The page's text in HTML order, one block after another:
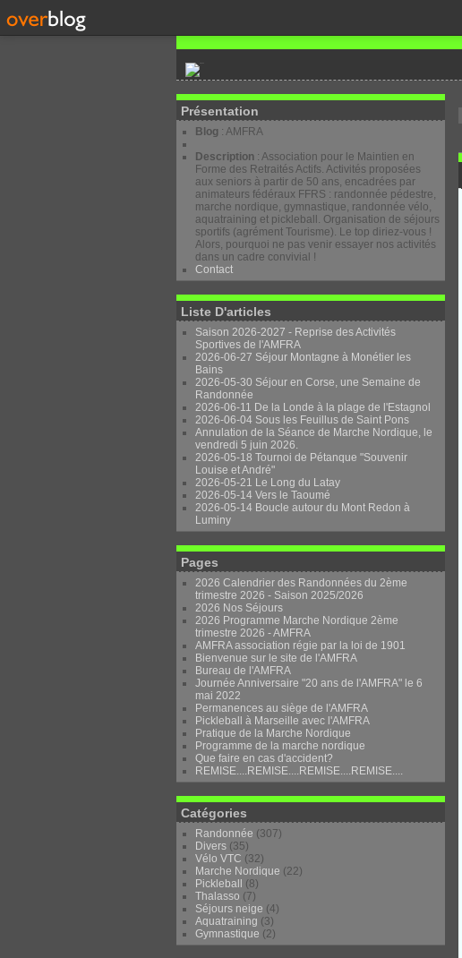
Présentation
Blog : AMFRA
Description : Association pour le Maintien en
Forme des Retraités Actifs. Activités proposées
aux seniors à partir de 50 ans, encadrées par
animateurs fédéraux FFRS : randonnée pédestre,
marche nordique, gymnastique, randonnée vélo,
aquatraining et pickleball. Organisation de séjours
sportifs (agrément Tourisme). Le top diriez-vous !
Alors, pourquoi ne pas venir essayer nos activités
dans un cadre convivial !
Contact
Liste D'articles
Saison 2026-2027 - Reprise des Activités
Sportives de l'AMFRA
2026-06-27 Séjour Montagne à Monétier les
Bains
2026-05-30 Séjour en Corse, une Semaine de
Randonnée
2026-06-11 De la Londe à la plage de l'Estagnol
2026-06-04 Sous les Feuillus de Saint Pons
Annulation de la Séance de Marche Nordique, le
vendredi 5 juin 2026.
2026-05-18 Tournoi de Pétanque "Souvenir
Louise et André"
2026-05-21 Le Long du Latay
2026-05-14 Vers le Taoumé
2026-05-14 Boucle autour du Mont Redon à
Luminy
Pages
2026 Calendrier des Randonnées du 2ème
trimestre 2026 - Saison 2025/2026
2026 Nos Séjours
2026 Programme Marche Nordique 2ème
trimestre 2026 - AMFRA
AMFRA association régie par la loi de 1901
Bienvenue sur le site de l'AMFRA
Bureau de l'AMFRA
Journée Anniversaire "20 ans de l'AMFRA" le 6
mai 2022
Permanences au siège de l'AMFRA
Pickleball à Marseille avec l'AMFRA
Pratique de la Marche Nordique
Programme de la marche nordique
Que faire en cas d'accident?
REMISE....REMISE....REMISE....REMISE....
Catégories
Randonnée (307)
Divers (35)
Vélo VTC (32)
Marche Nordique (22)
Pickleball
(8)
Thalasso (7)
Séjours neige (4)
Aquatraining (3)
Gymnastique (2)